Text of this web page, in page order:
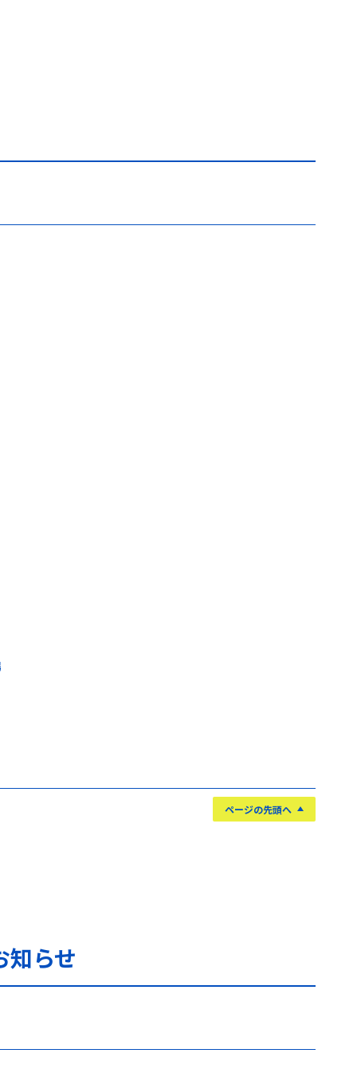
ページの先頭へ
らせ